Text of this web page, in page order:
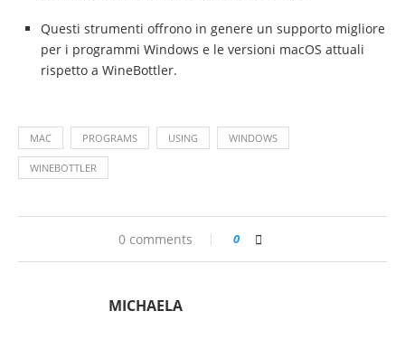
Questi strumenti offrono in genere un supporto migliore
per i programmi Windows e le versioni macOS attuali
rispetto a WineBottler.
MAC PROGRAMS USING WINDOWS
WINEBOTTLER
0 comments 0
MICHAELA